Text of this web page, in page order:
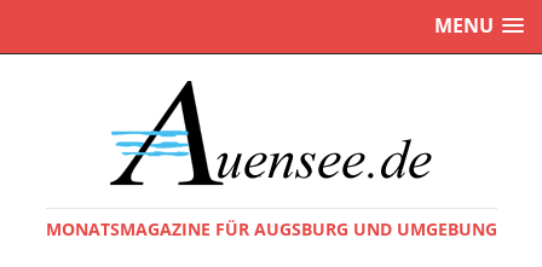
MENU
MONATSMAGAZINE FÜR AUGSBURG UND UMGEBUNG